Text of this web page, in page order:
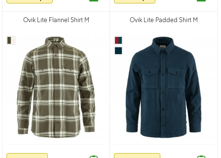
Ovik Lite Flannel Shirt M Ovik Lite Padded Shirt M